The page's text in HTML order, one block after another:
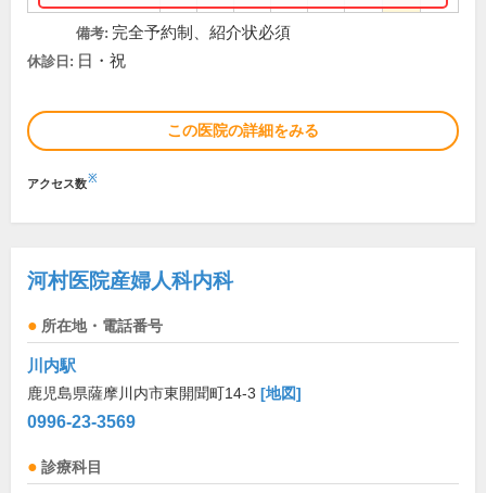
備考: 完全予約制、紹介状必須
休診日: 日・祝
この医院の詳細をみる
アクセス数※
河村医院産婦人科内科
所在地・電話番号
川内駅
鹿児島県薩摩川内市東開聞町14-3 [地図]
0996-23-3569
診療科目